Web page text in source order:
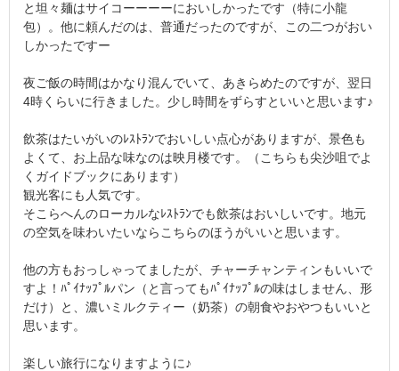
と坦々麺はサイコーーーーにおいしかったです（特に小龍
包）。他に頼んだのは、普通だったのですが、この二つがおい
しかったですー
夜ご飯の時間はかなり混んでいて、あきらめたのですが、翌日
4時くらいに行きました。少し時間をずらすといいと思います♪
飲茶はたいがいのﾚｽﾄﾗﾝでおいしい点心がありますが、景色も
よくて、お上品な味なのは映月楼です。（こちらも尖沙咀でよ
くガイドブックにあります）
観光客にも人気です。
そこらへんのローカルなﾚｽﾄﾗﾝでも飲茶はおいしいです。地元
の空気を味わいたいならこちらのほうがいいと思います。
他の方もおっしゃってましたが、チャーチャンティンもいいで
すよ！ﾊﾟｲﾅｯﾌﾟﾙパン（と言ってもﾊﾟｲﾅｯﾌﾟﾙの味はしません、形
だけ）と、濃いミルクティー（奶茶）の朝食やおやつもいいと
思います。
楽しい旅行になりますように♪